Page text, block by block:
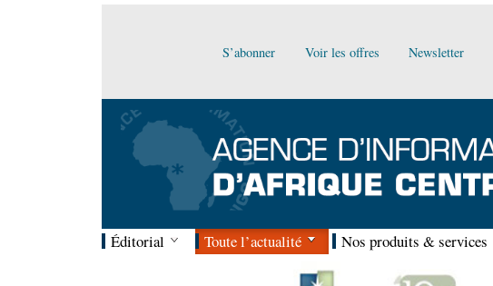
S’abonner Voir les offres Newsletter
Éditorial Toute l’actualité Nos produits & services